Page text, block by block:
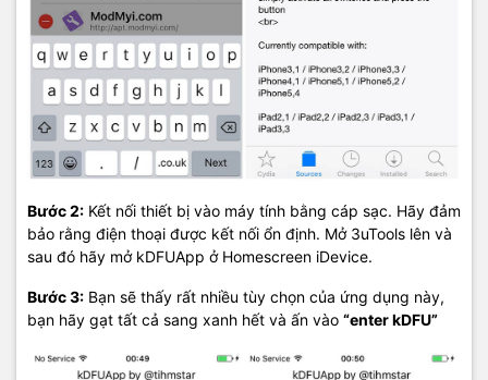
Bước 2: Kết nối thiết bị vào máy tính bằng cáp sạc. Hãy đảm
bảo rằng điện thoại được kết nối ổn định. Mở 3uTools lên và
sau đó hãy mở kDFUApp ở Homescreen iDevice.
Bước 3: Bạn sẽ thấy rất nhiều tùy chọn của ứng dụng này,
bạn hãy gạt tất cả sang xanh hết và ấn vào “enter kDFU”